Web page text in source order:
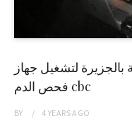
بالجزيرة لتشغيل جهاز
فحص الدم cbc
BY 4 YEARSAGO